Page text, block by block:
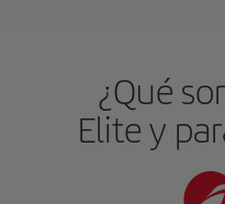
¿Qué
Elite y